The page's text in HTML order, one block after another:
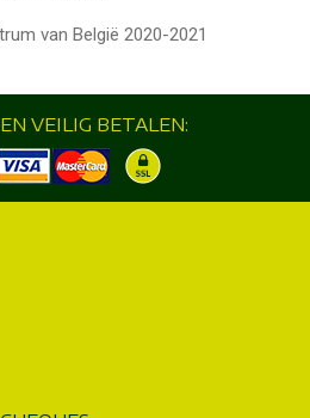
van België 2020-2021
VEILIG BETALEN: